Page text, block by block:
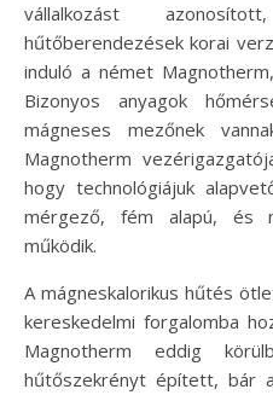
vállalkozást
hűtőberendezések korai
induló a német
Bizonyos anyagok
mágneses mezőnek
Magnotherm
hogy technológiájuk
mérgező, fém alapú, és
működik.
A mágneskalorikus hűtés
kereskedelmi forgalomba
Magnotherm eddig
hűtőszekrényt épített, bár